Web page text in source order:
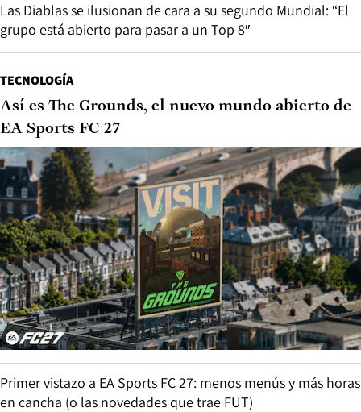
Las Diablas se ilusionan de cara a su segundo Mundial: “El
grupo está abierto para pasar a un Top 8″
TECNOLOGÍA
Así es The Grounds, el nuevo mundo abierto de
EA Sports FC 27
Primer vistazo a EA Sports FC 27: menos menús y más horas
en cancha (o las novedades que trae FUT)